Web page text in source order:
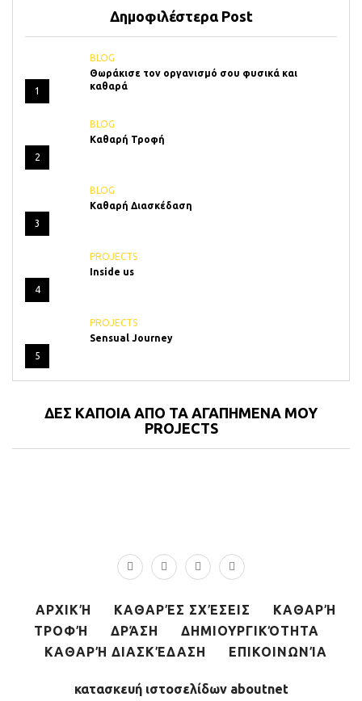
Δημοφιλέστερα Post
1
BLOG
Θωράκισε τον οργανισμό σου φυσικά και
καθαρά
2
BLOG
Καθαρή Τροφή
3
BLOG
Καθαρή Διασκέδαση
4
PROJECTS
Inside us
5
PROJECTS
Sensual Journey
ΔΕΣ ΚΑΠΟΙΑ ΑΠΟ ΤΑ ΑΓΑΠΗΜΕΝΑ ΜΟΥ
PROJECTS
ΑΡΧΙΚΉ ΚΑΘΑΡΈΣ ΣΧΈΣΕΙΣ
ΚΑΘΑΡΉ
ΤΡΟΦΉ
ΔΡΆΣΗ
ΔΗΜΙΟΥΡΓΙΚΌΤΗΤΑ
ΚΑΘΑΡΉ ΔΙΑΣΚΈΔΑΣΗ
ΕΠΙΚΟΙΝΩΝΊΑ
κατασκευή ιστοσελίδων aboutnet